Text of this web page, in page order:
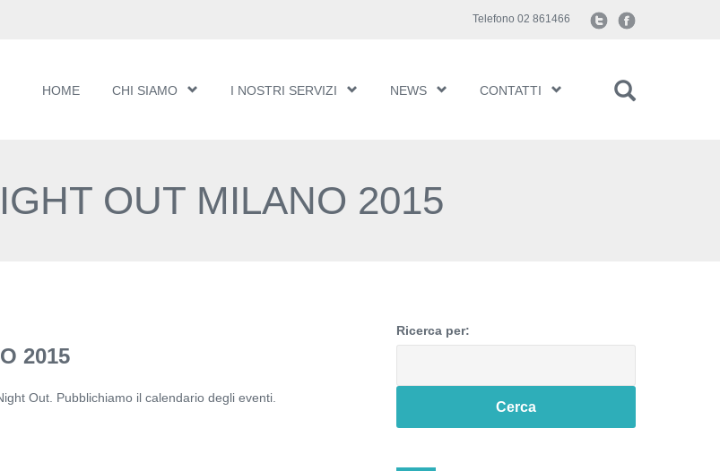
HOME CHI SIAMO I NOSTRI SERVIZI NEWS CONTATTI
Telefono 02 861466
OUT MILANO 2015
2015
Out. Pubblichiamo il calendario degli eventi.
Ricerca per: